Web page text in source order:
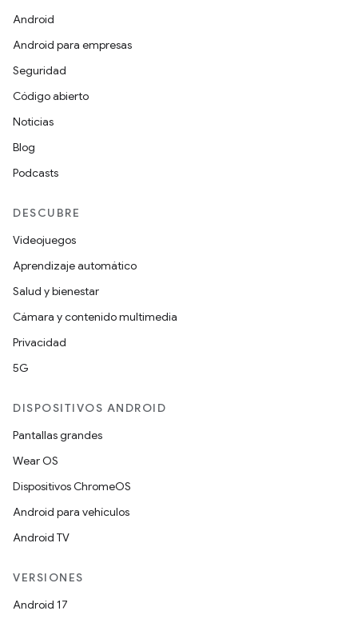
Android
Android para empresas
Seguridad
Código abierto
Noticias
Blog
Podcasts
DESCUBRE
Videojuegos
Aprendizaje automático
Salud y bienestar
Cámara y contenido multimedia
Privacidad
5G
DISPOSITIVOS ANDROID
Pantallas grandes
Wear OS
Dispositivos ChromeOS
Android para vehículos
Android TV
VERSIONES
Android 17